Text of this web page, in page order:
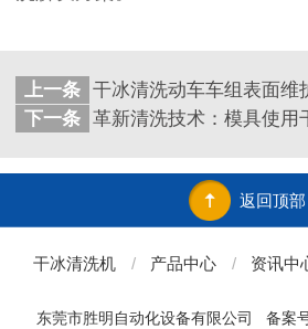
上一条 干冰清洗动车车组表面维
下一条 革新清洗技术：模具使用干冰清洗工
返回顶部
干冰清洗机 / 产品中心 / 资讯中
东莞市胜明自动化设备有限公司 备案